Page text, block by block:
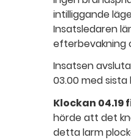
intilliggande
Insatsledaren
efterbevakning
Insatsen
03.00 med sista
Klockan 04.19
hörde att det
detta larm